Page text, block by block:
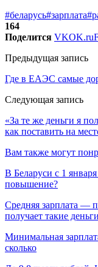
#беларусь#зарплата
164
Поделится VKOK.ru
Предыдущая запись
Где в ЕАЭС самые
Следующая запись
«За те же деньги я
как поставить на
Вам также могут
В Беларуси с 1
повышение?
Средняя зарплата —
получает такие
Минимальная
сколько